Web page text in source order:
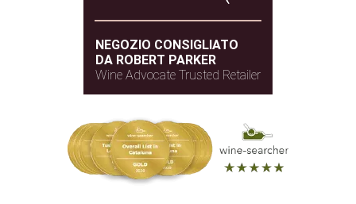
NEGOZIO CONSIGLIATO
DA ROBERT PARKER
Wine Advocate Trusted Retailer